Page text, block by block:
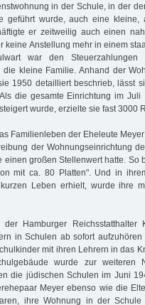
in der Schule, in der
geführt wurde, auch eine kleine,
er zeitweilig auch einen
keine Anstellung mehr in einem
war den Steuerzahlungen
kleine Familie. Anhand der
1950 detailliert beschrieb, lässt
die gesamte Einrichtung im Juli
wurde, erzielte sie fast 3000
Familienleben der Eheleute
der Wohnungseinrichtung
einen großen Stellenwert hatte. So
mit ca. 80 Platten". Und in
Leben erhielt, wurde ihre
Hamburger Reichsstatthalter
in Schulen ab sofort
mit ihren Lehrern in das
wurde zur weiteren
die jüdischen Schulen im Juni
Meyer ebenso wie die
ihre Wohnung in der